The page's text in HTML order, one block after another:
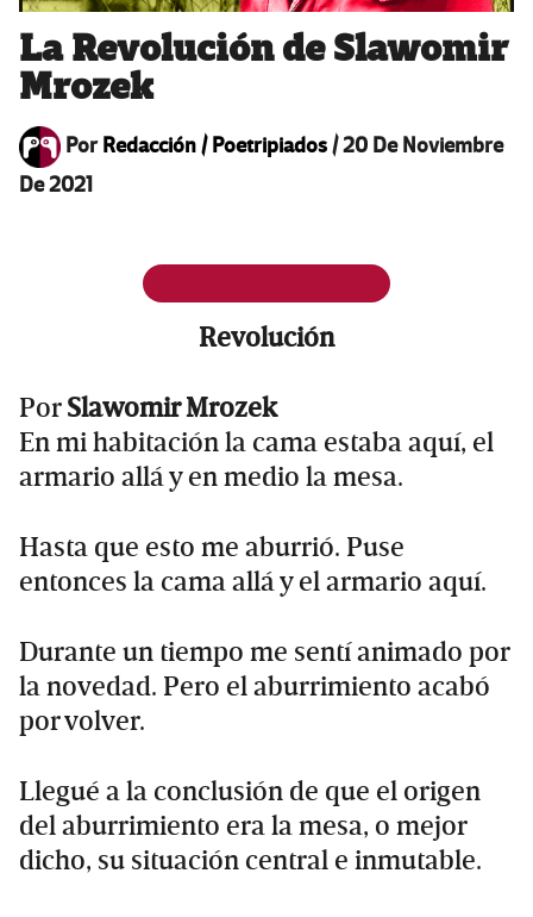
La Revolución de Slawomir
Mrozek
PorRedacción / Poetripiados/20 De Noviembre
De 2021
Revolución
PorSlawomir Mrozek
En mi habitación la cama estaba aquí, el
armario allá y en medio la mesa.
Hasta que esto me aburrió. Puse
entonces la cama allá y el armario aquí.
Durante un tiempo me sentí animado por
la novedad. Pero el aburrimiento acabó
por volver.
Llegué a la conclusión de que el origen
del aburrimiento era la mesa, o mejor
dicho, su situación central e inmutable.